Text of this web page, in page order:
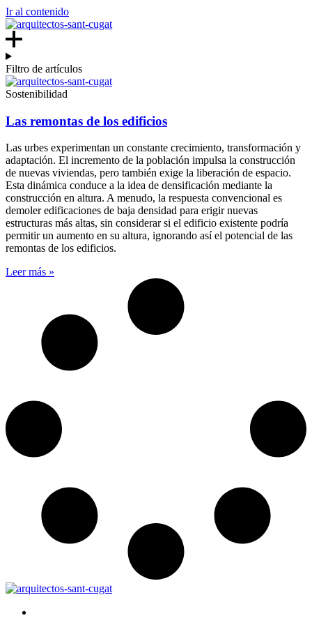
Ir al contenido
Filtro de artículos
Sostenibilidad
Las remontas de los edificios
Las urbes experimentan un constante crecimiento, transformación y
adaptación. El incremento de la población impulsa la construcción
de nuevas viviendas, pero también exige la liberación de espacio.
Esta dinámica conduce a la idea de densificación mediante la
construcción en altura. A menudo, la respuesta convencional es
demoler edificaciones de baja densidad para erigir nuevas
estructuras más altas, sin considerar si el edificio existente podría
permitir un aumento en su altura, ignorando así el potencial de las
remontas de los edificios.
Leer más »